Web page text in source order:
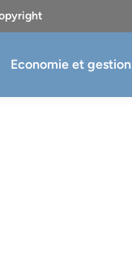
Economie et gestion